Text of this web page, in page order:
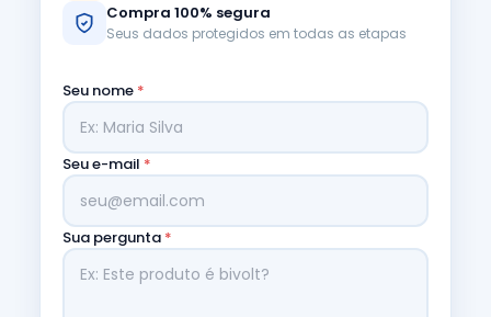
Compra 100% segura
Seus dados protegidos em todas as etapas
Seu nome *
Seu e-mail *
Sua pergunta *